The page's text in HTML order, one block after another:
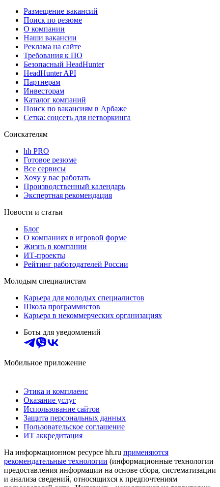
Размещение вакансий
Поиск по резюме
О компании
Наши вакансии
Реклама на сайте
Требования к ПО
Безопасный HeadHunter
HeadHunter API
Партнерам
Инвесторам
Каталог компаний
Поиск по вакансиям в Арбаже
Сетка: соцсеть для нетворкинга
Соискателям
hh PRO
Готовое резюме
Все сервисы
Хочу у вас работать
Производственный календарь
Экспертная рекомендация
Новости и статьи
Блог
О компаниях в игровой форме
Жизнь в компании
ИТ-проекты
Рейтинг работодателей России
Молодым специалистам
Карьера для молодых специалистов
Школа программистов
Карьера в некоммерческих организациях
Боты для уведомлений
Мобильное приложение
Этика и комплаенс
Оказание услуг
Использование сайтов
Защита персональных данных
Пользовательское соглашение
ИТ аккредитация
На информационном ресурсе hh.ru применяются
рекомендательные технологии (информационные технологии
предоставления информации на основе сбора, систематизации
и анализа сведений, относящихся к предпочтениям